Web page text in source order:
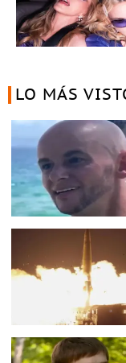
LO MÁS